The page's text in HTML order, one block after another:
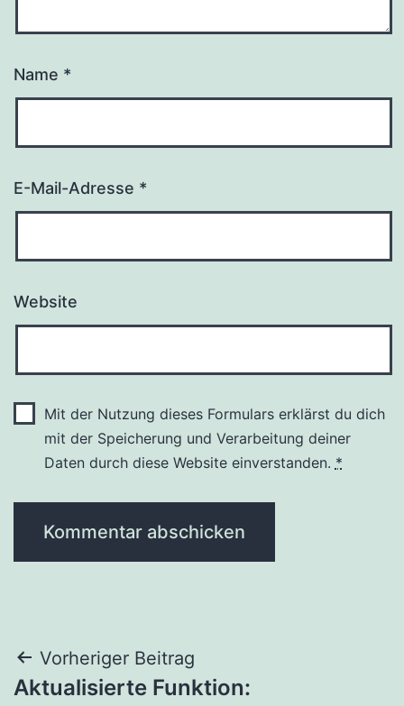
Name *
E-Mail-Adresse *
Website
Mit der Nutzung dieses Formulars erklärst du dich
mit der Speicherung und Verarbeitung deiner
Daten durch diese Website einverstanden. *
Beitragsnavigation
Vorheriger Beitrag
Aktualisierte Funktion: